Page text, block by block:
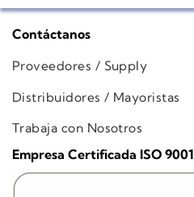
Contáctanos
Proveedores / Supply
Distribuidores / Mayoristas
Trabaja con Nosotros
Empresa Certificada ISO 9001